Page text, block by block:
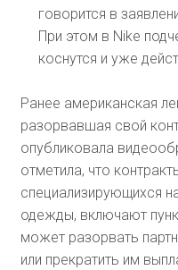
говорится в
При этом в Nike
коснутся и уже
Ранее американская
разорвавшая свой
опубликовала
отметила, что
специализирующихся
одежды, включают
может разорвать
или прекратить им